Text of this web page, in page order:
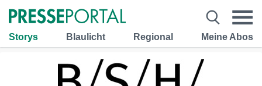
Storys Blaulicht Regional Meine Abos